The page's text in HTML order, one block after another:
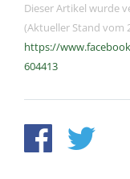
Dieser Artikel wurde
(Aktueller Stand vom
https://
604413